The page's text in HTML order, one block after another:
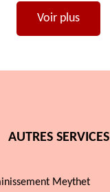
Voir plus
AUTRES SERVICES
Meythet